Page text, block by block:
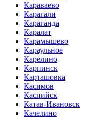
Караваево
Карагали
Караганда
Каралат
Карамышево
Караульное
Карелино
Карпинск
Карташовка
Касимов
Каспийск
Катав-Ивановск
Качелино